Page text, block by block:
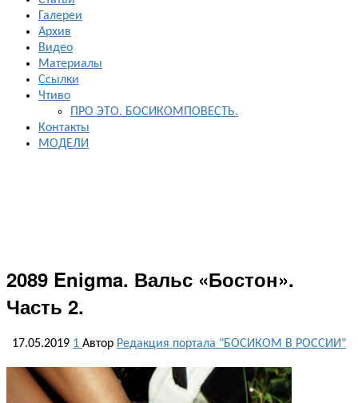
Галереи
Архив
Видео
Материалы
Ссылки
Чтиво
ПРО ЭТО. БОСИКОМПОВЕСТЬ.
Контакты
МОДЕЛИ
2089 Enigma. Вальс «Бостон».
Часть 2.
17.05.2019 1 Автор Редакция портала "БОСИКОМ В РОССИИ"